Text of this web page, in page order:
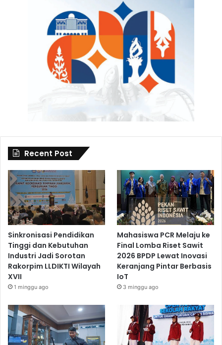
Recent Post
Sinkronisasi Pendidikan
Tinggi dan Kebutuhan
Industri Jadi Sorotan
Rakorpim LLDIKTI Wilayah
XVII
1 minggu ago
Mahasiswa PCR Melaju ke
Final Lomba Riset Sawit
2026 BPDP Lewat Inovasi
Keranjang Pintar Berbasis
IoT
3 minggu ago